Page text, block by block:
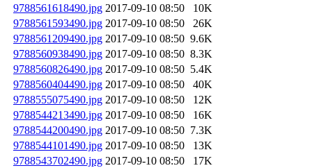
9788561618490.jpg 2017-09-10 08:50
10K
9788561593490.jpg 2017-09-10 08:50
26K
9788561209490.jpg 2017-09-10 08:50 9.6K
9788560938490.jpg 2017-09-10 08:50 8.3K
9788560826490.jpg 2017-09-10 08:50 5.4K
9788560404490.jpg 2017-09-10 08:50
40K
9788555075490.jpg 2017-09-10 08:50
12K
9788544213490.jpg 2017-09-10 08:50
16K
9788544200490.jpg 2017-09-10 08:50 7.3K
9788544101490.jpg 2017-09-10 08:50
13K
9788543702490.jpg 2017-09-10 08:50
17K